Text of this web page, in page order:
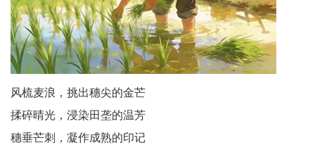
协
云
端
星
风梳麦浪，挑出穗尖的金芒
揉碎晴光，浸染田垄的温芳
穗垂芒刺，凝作成熟的印记